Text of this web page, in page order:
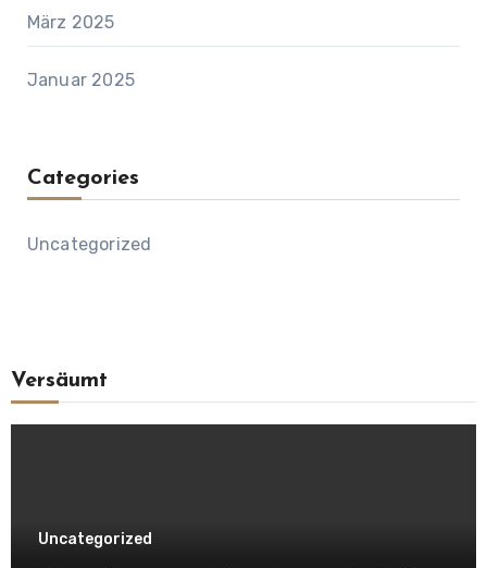
März 2025
Januar 2025
Categories
Uncategorized
Versäumt
Uncategorized